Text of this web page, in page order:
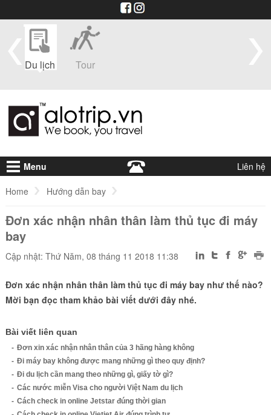
Du lịch Tour
Menu Liên hệ
Home Hướng dẫn bay
Đơn xác nhận nhân thân làm thủ tục đi máy bay
Đơn xác nhận nhân thân làm thủ tục đi máy
bay
Cập nhật: Thứ Năm, 08 tháng 11 2018 11:38
Đơn xác nhận nhân thân làm thủ tục đi máy bay như thế nào?
Mời bạn đọc tham khảo bài viết dưới đây nhé.
Bài viết liên quan
Đơn xin xác nhận nhân thân của 3 hãng hàng không
Đi máy bay không được mang những gì theo quy định?
Đi du lịch cần mang theo những gì, giấy tờ gì?
Các nước miễn Visa cho người Việt Nam du lịch
Cách check in online Jetstar đúng thời gian